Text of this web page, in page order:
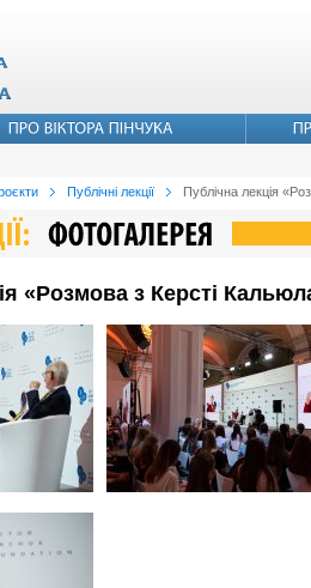
Публічні лекції Публічна лекція
«Розмова з Керсті